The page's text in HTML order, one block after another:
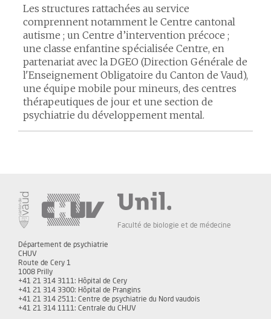
Les structures rattachées au service
comprennent notamment le Centre cantonal
autisme ; un Centre d’intervention précoce ;
une classe enfantine spécialisée Centre, en
partenariat avec la DGEO (Direction Générale de
l'Enseignement Obligatoire du Canton de Vaud),
une équipe mobile pour mineurs, des centres
thérapeutiques de jour et une section de
psychiatrie du développement mental.
Faculté de biologie et de médecine
Département de psychiatrie
CHUV
Route de Cery 1
1008 Prilly
+41 21 314 3111: Hôpital de Cery
+41 21 314 3300: Hôpital de Prangins
+41 21 314 2511: Centre de psychiatrie du Nord vaudois
+41 21 314 1111: Centrale du CHUV